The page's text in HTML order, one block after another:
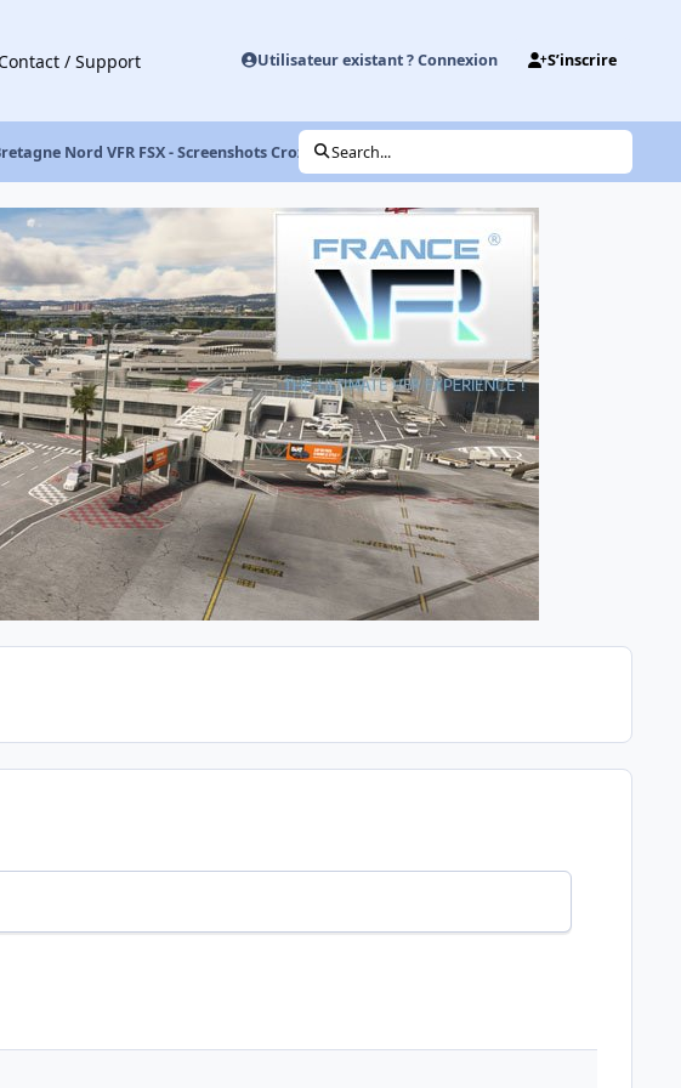
/ Support Utilisateur existant ? Connexion S’inscrire
Nord VFR FSX - Screenshots Crozon Search...